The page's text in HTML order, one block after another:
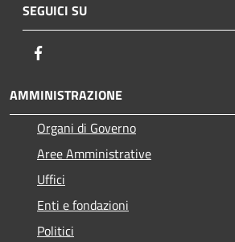
SEGUICI SU
AMMINISTRAZIONE
Organi di Governo
Aree Amministrative
Uffici
Enti e fondazioni
Politici